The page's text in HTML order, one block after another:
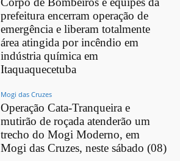
prefeitura encerram operação de
emergência e liberam totalmente
área atingida por incêndio em
indústria química em
Itaquaquecetuba
Mogi das Cruzes
Operação Cata-Tranqueira e
mutirão de roçada atenderão um
trecho do Mogi Moderno, em
Mogi das Cruzes, neste sábado (08)